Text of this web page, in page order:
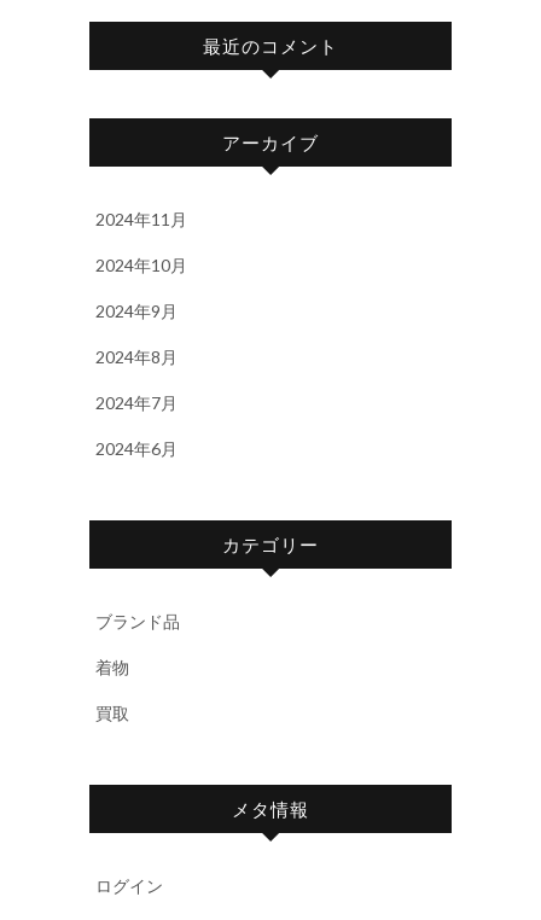
最近のコメント
アーカイブ
2024年11月
2024年10月
2024年9月
2024年8月
2024年7月
2024年6月
カテゴリー
ブランド品
着物
買取
メタ情報
ログイン